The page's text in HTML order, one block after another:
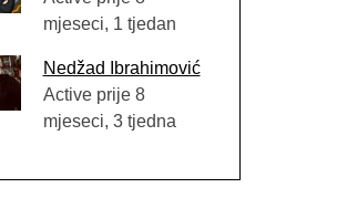
mjeseci, 1 tjedan
Nedžad Ibrahimović
Active prije 8
mjeseci, 3 tjedna